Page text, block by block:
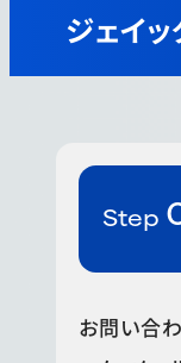
ジェイ
お問い合